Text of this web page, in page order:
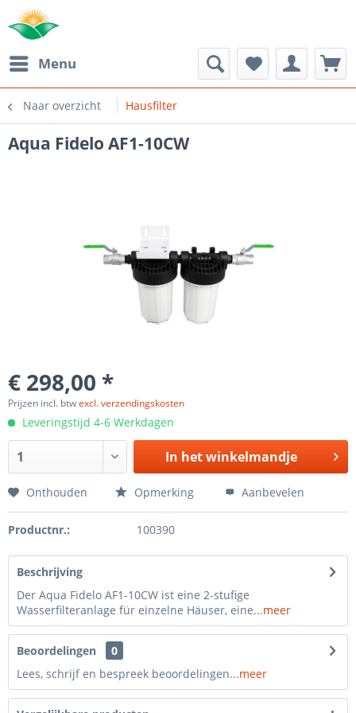
Menu
Naar overzicht Hausfilter
Aqua Fidelo AF1-10CW
€ 298,00 *
Prijzen incl. btwexcl. verzendingskosten
Leveringstijd 4-6 Werkdagen
In hetwinkelmandje
Onthouden Opmerking Aanbevelen
Productnr.: 100390
Beschrijving
Der Aqua Fidelo AF1-10CW ist eine 2-stufige
Wasserfilteranlage für einzelne Häuser, eine...meer
Beoordelingen
0
Lees, schrijf en bespreek beoordelingen...meer